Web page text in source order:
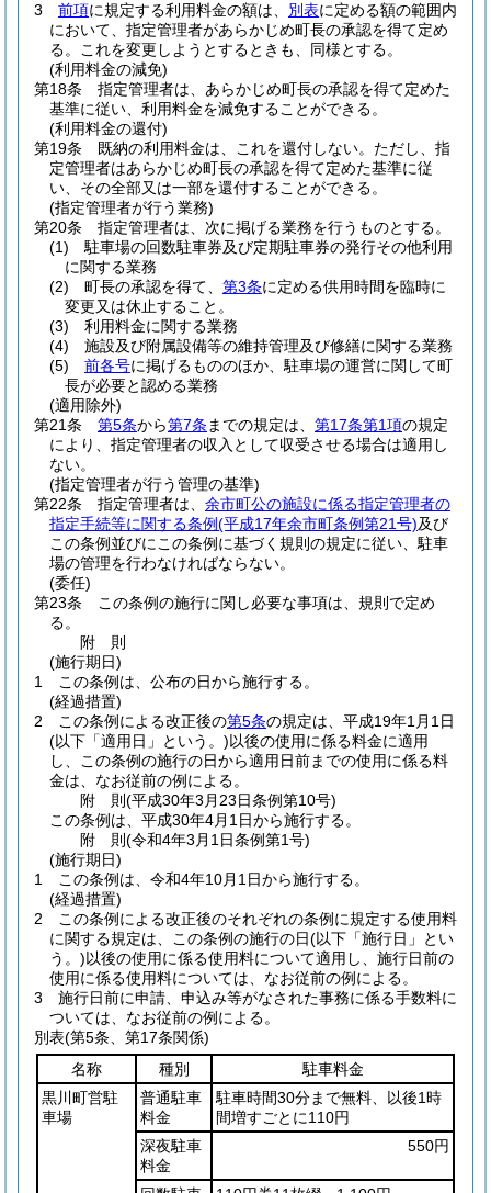
3
前項に規定する利用料金の額は、 別表に定める額の範囲内
において、指定管理者があらかじめ町長の承認を得て定め
る。
これを変更しようとするときも、同様とする。
(利用料金の減免)
第18条
指定管理者は、あらかじめ町長の承認を得て定めた
基準に従い、利用料金を減免することができる。
(利用料金の還付)
第19条
既納の利用料金は、これを還付しない。 ただし、指
定管理者はあらかじめ町長の承認を得て定めた基準に従
い、その全部又は一部を還付することができる。
(指定管理者が行う業務)
第20条
指定管理者は、次に掲げる業務を行うものとする。
(1)
駐車場の回数駐車券及び定期駐車券の発行その他利用
に関する業務
(2)
町長の承認を得て、 第3条に定める供用時間を臨時に
変更又は休止すること。
(3)
利用料金に関する業務
(4)
施設及び附属設備等の維持管理及び修繕に関する業務
(5)
前各号に掲げるもののほか、駐車場の運営に関して町
長が必要と認める業務
(適用除外)
第21条
第5条から第7条 までの規定は、 第17条第1項の規定
により、指定管理者の収入として収受させる場合は適用し
ない。
(指定管理者が行う管理の基準)
第22条
指定管理者は、 余市町公の施設に係る指定管理者の
指定手続等に関する条例(平成17年余市町条例第21号)及び
この条例並びにこの条例に基づく規則の規定に従い、駐車
場の管理を行わなければならない。
(委任)
第23条
この条例の施行に関し必要な事項は、規則で定め
る。
附 則
(施行期日)
1
この条例は、公布の日から施行する。
(経過措置)
2
この条例による改正後の第5条の規定は、平成19年1月1日
(以下「適用日」という。)以後の使用に係る料金に適用
し、この条例の施行の日から適用日前までの使用に係る料
金は、なお従前の例による。
附 則(平成30年3月23日条例第10号)
この条例は、平成30年4月1日から施行する。
附 則(令和4年3月1日条例第1号)
(施行期日)
1
この条例は、令和4年10月1日から施行する。
(経過措置)
2
この条例による改正後のそれぞれの条例に規定する使用料
に関する規定は、この条例の施行の日(以下「施行日」とい
う。)以後の使用に係る使用料について適用し、施行日前の
使用に係る使用料については、なお従前の例による。
3
施行日前に申請、申込み等がなされた事務に係る手数料に
ついては、なお従前の例による。
別表(第5条、第17条関係)
名称
種別
駐車料金
黒川町営駐
車場
普通駐車
料金
駐車時間30分まで無料、以後1時
間増すごとに110円
深夜駐車
料金
550円